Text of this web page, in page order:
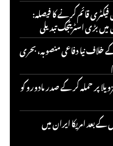
قائم کرنے کا فیصلہ:
بڑی اسٹریٹجک تبدیلی
خلاف نیا دفاعی منصوبہ، بحری
پر حملہ کر کے صدر مادورو کو
بعد امریکا ایران میں